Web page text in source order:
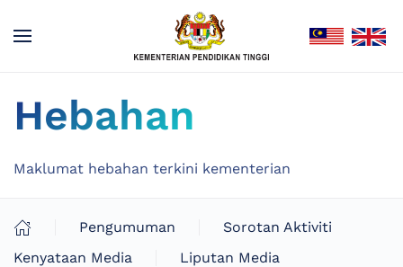
Hebahan
Maklumat hebahan terkini kementerian
Pengumuman
Sorotan Aktiviti
Kenyataan Media
Liputan Media